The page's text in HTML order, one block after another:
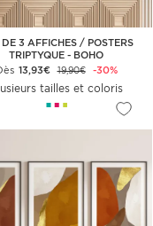
3 AFFICHES / POSTERS
TRIPTYQUE - BOHO
13,93€ 19,90€ -30%
tailles et coloris